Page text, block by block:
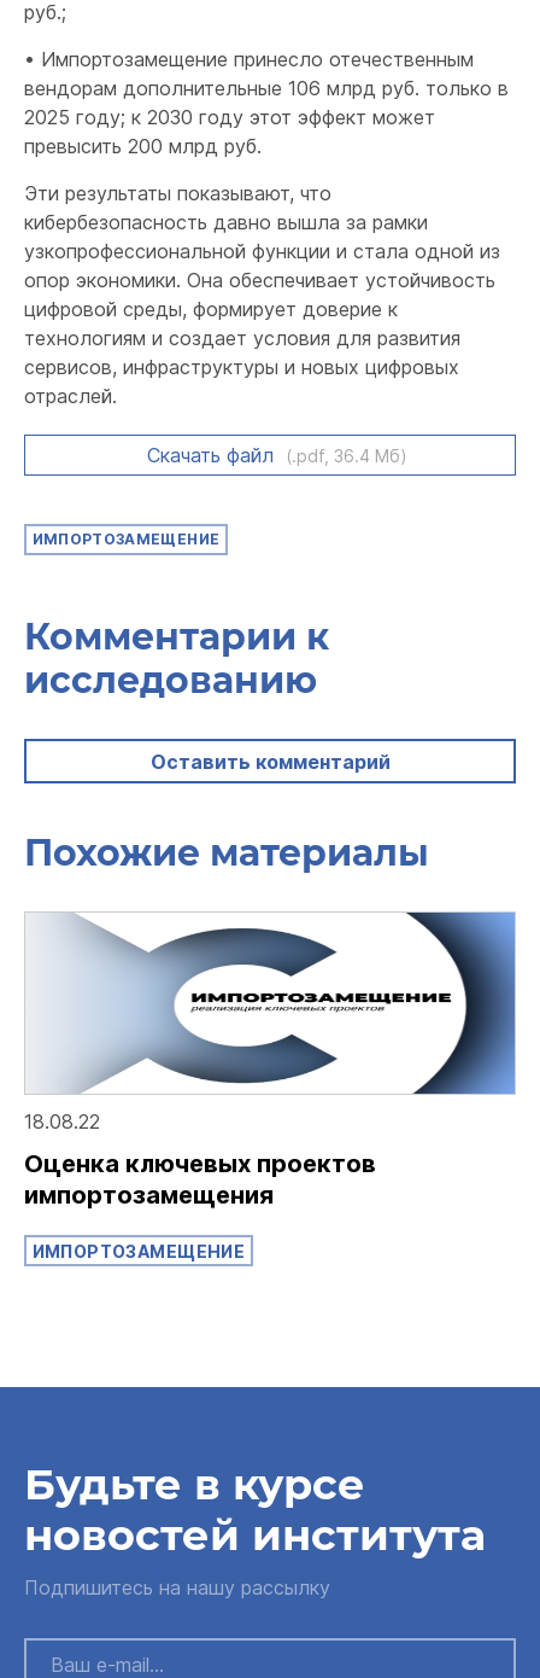
руб.;
• Импортозамещение принесло отечественным
вендорам дополнительные 106 млрд руб. только в
2025 году; к 2030 году этот эффект может
превысить 200 млрд руб.
Эти результаты показывают, что
кибербезопасность давно вышла за рамки
узкопрофессиональной функции и стала одной из
опор экономики. Она обеспечивает устойчивость
цифровой среды, формирует доверие к
технологиям и создает условия для развития
сервисов, инфраструктуры и новых цифровых
отраслей.
Скачать файл (.pdf, 36.4 Мб)
ИМПОРТОЗАМЕЩЕНИЕ
Комментарии к
исследованию
Оставить комментарий
Похожие материалы
18.08.22
Оценка ключевых проектов
импортозамещения
ИМПОРТОЗАМЕЩЕНИЕ
Будьте в курсе
новостей института
Подпишитесь на нашу рассылку